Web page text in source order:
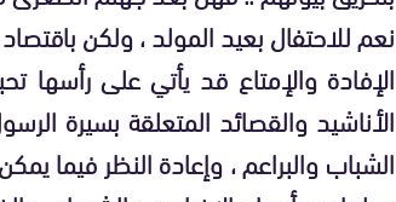
نعم للاحتفال بعيد المولد ، ولكن
الإفادة والإمتاع قد يأتي على رأسها
الأناشيد والقصائد المتعلقة بسيرة
الشباب والبراعم ، وإعادة النظر فيما